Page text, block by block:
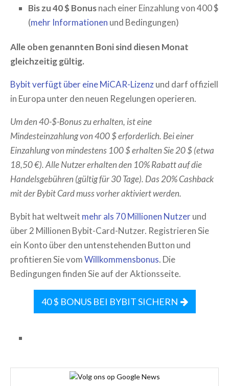
Bis zu 40 $ Bonusnach einer Einzahlung von 400 $
(mehr Informationen und Bedingungen)
Alle oben genannten Boni sind diesen Monat
gleichzeitig gültig.
Bybit verfügt über eine MiCAR-Lizenzund darf offiziell
in Europa unter den neuen Regelungen operieren.
Um den 40-$-Bonus zu erhalten, ist eine
Mindesteinzahlung von 400 $ erforderlich. Bei einer
Einzahlung von mindestens 100 $ erhalten Sie 20 $ (etwa
18,50 €). Alle Nutzer erhalten den 10% Rabatt auf die
Handelsgebühren (gültig für 30 Tage). Das 20% Cashback
mit der Bybit Card muss vorher aktiviert werden.
Bybit hat weltweit mehr als 70 Millionen Nutzerund
über 2 Millionen Bybit-Card-Nutzer. Registrieren Sie
ein Konto über den untenstehenden Button und
profitieren Sie vomWillkommensbonus. Die
Bedingungen finden Sie auf der Aktionsseite.
40 $ BONUS BEI BYBIT SICHERN